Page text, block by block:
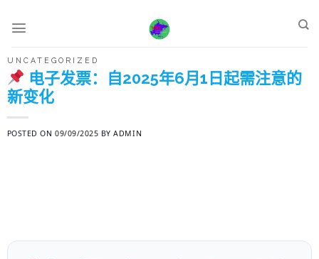
UNCATEGORIZED
电子发票：自2025年6月1日起需注意的
新变化
POSTED ON09/09/2025 BYADMIN